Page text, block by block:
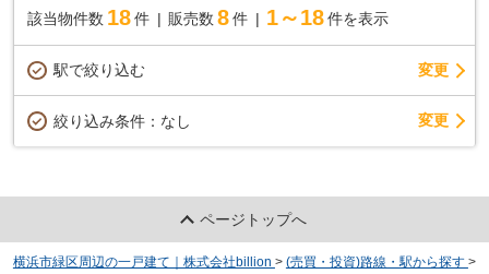
該当物件数 18件 販売数 8 件 1～18 件を表示
駅で絞り込む 変更
絞り込み条件： なし 変更
ページトップへ
横浜市緑区周辺の一戸建て｜株式会社billion > (売買・投資)路線・駅から探す >